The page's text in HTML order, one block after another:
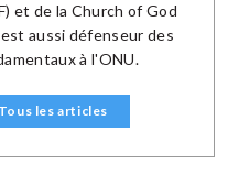
et de la Church of God
aussi défenseur des
à l'ONU.
Tous les articles